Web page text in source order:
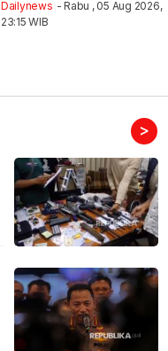
Dailynews - Rabu , 05 Aug 2026,
23:15 WIB
>